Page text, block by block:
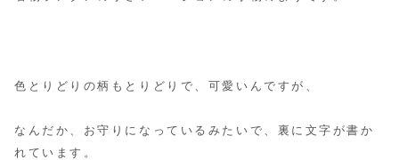
色とりどりの柄もとりどりで、可愛いんですが、
なんだか、お守りになっているみたいで、裏に文字が書か
れています。